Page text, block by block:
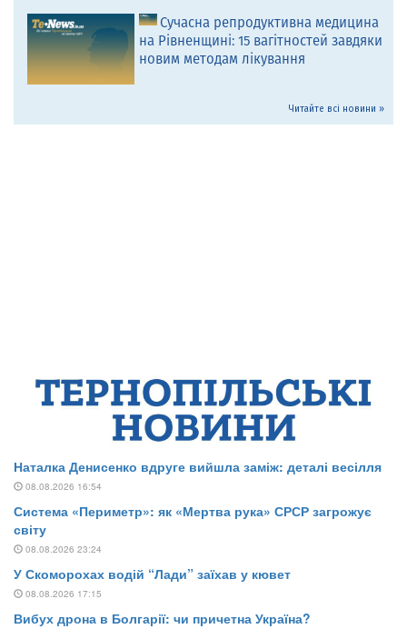
Сучасна репродуктивна медицина
на Рівненщині: 15 вагітностей завдяки
новим методам лікування
Читайте всі новини »